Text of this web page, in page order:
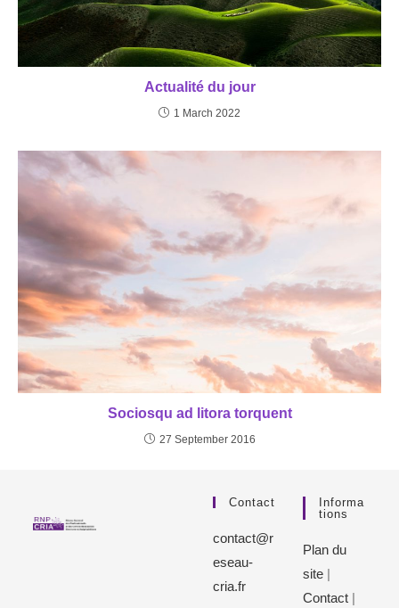
Actualité du jour
1 March 2022
Sociosqu ad litora torquent
27 September 2016
Contact
contact@r
eseau-
cria.fr
Informa
Tions
Plan du
site |
Contact|